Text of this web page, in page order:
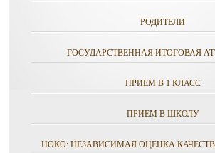
РОДИТЕЛИ
ГОСУДАРСТВЕННАЯ ИТОГОВАЯ
ПРИЕМ В 1 КЛАСС
ПРИЕМ В ШКОЛУ
НОКО: НЕЗАВИСИМАЯ ОЦЕНКА